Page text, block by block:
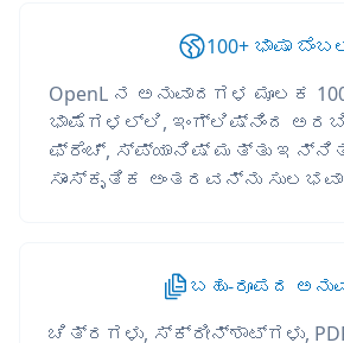
100+ ಭಾಷಾ
OpenL ನ ಅನುವಾದಗಳ ಮೂಲಕ
ಭಾಷೆಗಳಲ್ಲಿ, ಇಂಗ್ಲಿಷ್‌ನಿಂದ
ಫ್ರೆಂಚ್, ಸ್ಪ್ಯಾನಿಷ್ ಮತ್ತು
ಸಾಂಸ್ಕೃತಿಕ ಅಂತರವನ್ನು
ಬಹು-ರೂಪದ
ಚಿತ್ರಗಳು, ಸ್ಕ್ರೀನ್‌ಶಾಟ್‌ಗಳು,